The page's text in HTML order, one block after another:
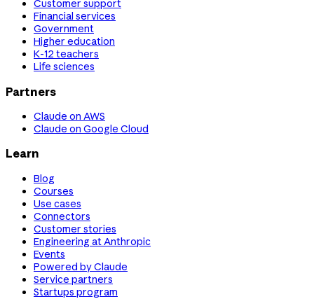
Customer support
Financial services
Government
Higher education
K-12 teachers
Life sciences
Partners
Claude on AWS
Claude on Google Cloud
Learn
Blog
Courses
Use cases
Connectors
Customer stories
Engineering at Anthropic
Events
Powered by Claude
Service partners
Startups program